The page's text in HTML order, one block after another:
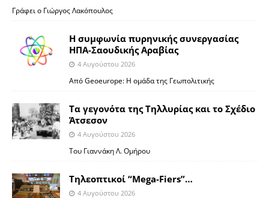
Γράφει ο Γιώργος Λακόπουλος
Η συμφωνία πυρηνικής συνεργασίας
ΗΠΑ-Σαουδικής Αραβίας
4 Αυγούστου 2026
Από Geoeurope: H ομάδα της Γεωπολιτικής
Τα γεγονότα της Τηλλυρίας και το Σχέδιο
Άτσεσον
4 Αυγούστου 2026
Toυ Γιαννάκη Λ. Ομήρου
Tηλεοπτικοί “Mega-Fiers”…
4 Αυγούστου 2026